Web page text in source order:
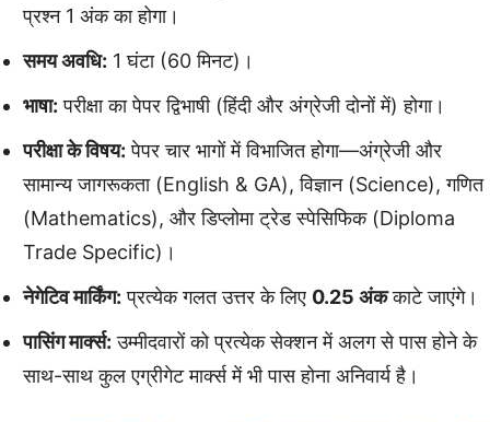
प्रश्न 1 अंक का होगा।
समय अवधि: 1 घंटा (60 मिनट)।
भाषा: परीक्षा का पेपर द्विभाषी (हिंदी और अंग्रेजी दोनों में) होगा।
परीक्षा के विषय: पेपर चार भागों में विभाजित होगा—अंग्रेजी और
सामान्य जागरूकता (English & GA), विज्ञान (Science), गणित
(Mathematics), और डिप्लोमा ट्रेड स्पेसिफिक (Diploma
Trade Specific)।
नेगेटिव मार्किंग: प्रत्येक गलत उत्तर के लिए 0.25 अंककाटे जाएंगे।
पासिंग मार्क्स: उम्मीदवारों को प्रत्येक सेक्शन में अलग से पास होने के
साथ-साथ कुल एग्रीगेट मार्क्स में भी पास होना अनिवार्य है।